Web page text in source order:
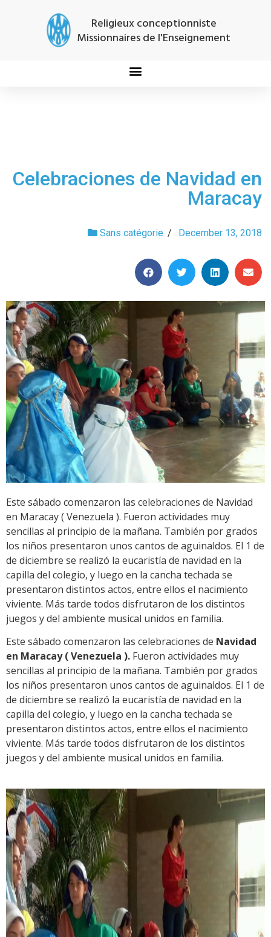
Religieux conceptionniste
Missionnaires de l'Enseignement
Celebraciones de Navidad en
Maracay
Sans catégorie / December 13, 2018
Este sábado comenzaron las celebraciones de Navidad
en Maracay ( Venezuela ). Fueron actividades muy
sencillas al principio de la mañana. También por grados
los niños presentaron unos cantos de aguinaldos. El 1 de
de diciembre se realizó la eucaristía de navidad en la
capilla del colegio, y luego en la cancha techada se
presentaron distintos actos, entre ellos el nacimiento
viviente. Más tarde todos disfrutaron de los distintos
juegos y del ambiente musical unidos en familia.
Este sábado comenzaron las celebraciones de Navidad
en Maracay ( Venezuela ). Fueron actividades muy
sencillas al principio de la mañana. También por grados
los niños presentaron unos cantos de aguinaldos. El 1 de
de diciembre se realizó la eucaristía de navidad en la
capilla del colegio, y luego en la cancha techada se
presentaron distintos actos, entre ellos el nacimiento
viviente. Más tarde todos disfrutaron de los distintos
juegos y del ambiente musical unidos en familia.